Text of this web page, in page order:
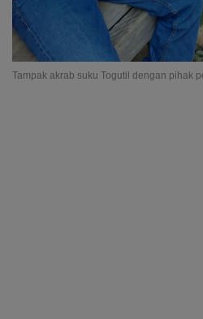
Tampak akrab suku Togutil dengan pihak